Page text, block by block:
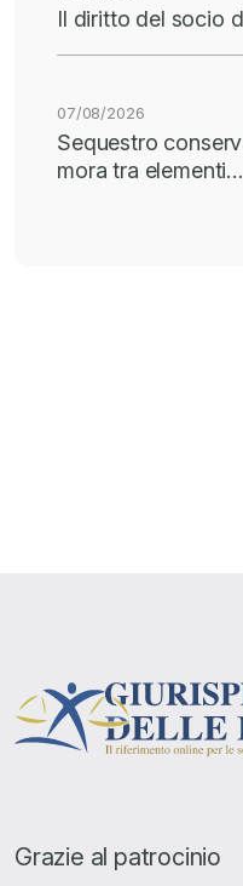
Il diritto del socio
07/08/2026
Sequestro
mora tra elementi…
Grazie al patrocinio